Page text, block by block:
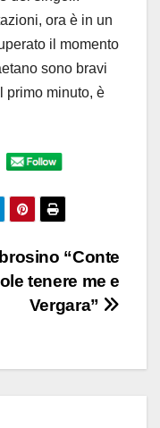
ora è in un
il momento
sono bravi
primo minuto, è
“Conte
tenere me e
Vergara”